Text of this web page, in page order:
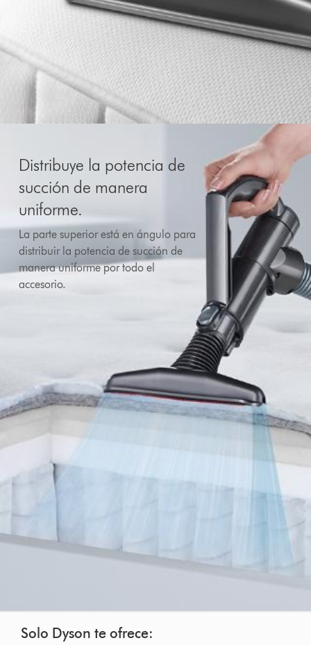
Distribuye la potencia de
succión de manera
uniforme.
La parte superior está en ángulo para
distribuir la potencia de succión de
manera uniforme por todo el
accesorio.
Solo Dyson te ofrece: